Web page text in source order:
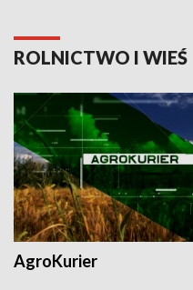
ROLNICTWO I WIEŚ
AgroKurier